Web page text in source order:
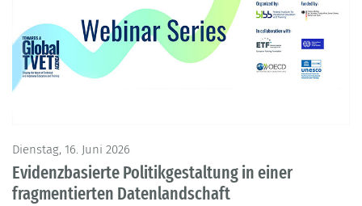
Dienstag, 16. Juni 2026
Evidenzbasierte Politikgestaltung in einer
fragmentierten Datenlandschaft